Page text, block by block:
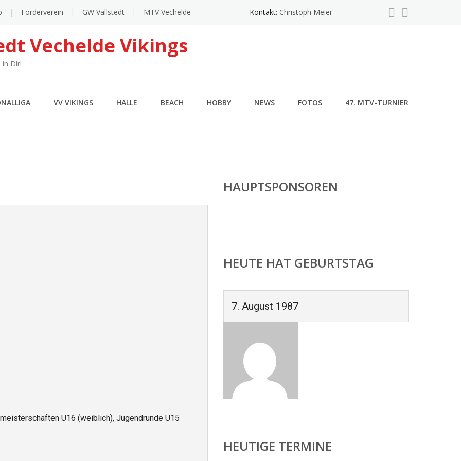
Förderverein GW Vallstedt MTV Vechelde Kontakt: Christoph Meier
Vechelde Vikings
in Dir!
VV VIKINGS HALLE BEACH HOBBY NEWS FOTOS 47. MTV-TURNIER
U16 (weiblich), Jugendrunde U15
HAUPTSPONSOREN
HEUTE HAT GEBURTSTAG
7. August 1987
HEUTIGE TERMINE